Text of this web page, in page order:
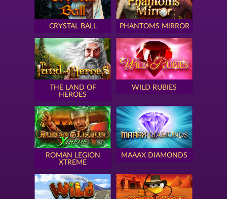
CRYSTAL BALL PHANTOMS MIRROR
THE LAND OF
HEROES
WILD RUBIES
ROMAN LEGION
XTREME
MAAAX DIAMONDS